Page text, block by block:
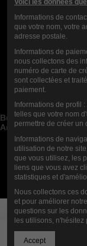
Contact us
Publicaciones de
Buscar en el blog 
Archivos del blog 
Blog Mejores
Newsletter
Voici les données
Informations de
que votre nom, votre
adresse postale.
Informations de
nous collectons des
numéro de carte de
sont collectées et
paiement.
Informations de profil
telles que votre nom
permettre de créer un
Informations de
utilisation de notre
que vous utilisez, les
liens que vous avez
statistiques et
Nous collectons ces
et pour améliorer
questions sur les
les utilisons, n'hésitez
Accept